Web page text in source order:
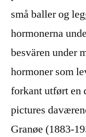
små baller og
hormonerna
besvären under
hormoner som
forkant utført en
pictures
Granøe (1883-